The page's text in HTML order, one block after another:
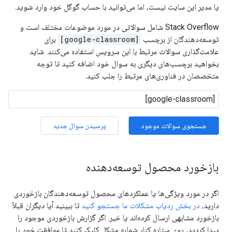
یا مدیر این سایت نیست، اما می‌توانید با حساب گوگل خود وارد شوید.
Stack Overflow شامل سوالاتی در مورد موضوعات مختلف است و
توسعه‌دهندگان از برچسب [google-classroom]
برای
علامت‌گذاری سوالات مرتبط با این سرویس استفاده می‌کنند. شاید
بخواهید برچسب‌های دیگری به سوال خود اضافه کنید تا توجه
متخصصان در فناوری‌های مرتبط را جلب کنید.
جستجوی سوالات موجود پرسیدن سوال جدید
بازخورد محصول توسعه‌دهنده
اگر در مورد ویژگی‌ها یا عملکردهای محصول توسعه‌دهندگان بازخوردی
دارید، در بخش ردیاب مشکلات ما جستجو کنید تا ببینید آیا دیگران قبلاً
بازخورد مشابهی ارسال کرده‌اند یا خیر. اگر گزارش بازخوردی موجود را
پیدا کردید، روی ستاره کنار شماره مشکل کلیک کنید تا موافقت خود را